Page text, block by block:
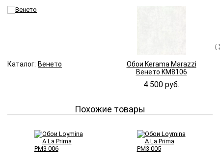
Каталог: Венето
Обои Kerama Marazzi
Венето KM8106
4 500 руб.
Похожие товары